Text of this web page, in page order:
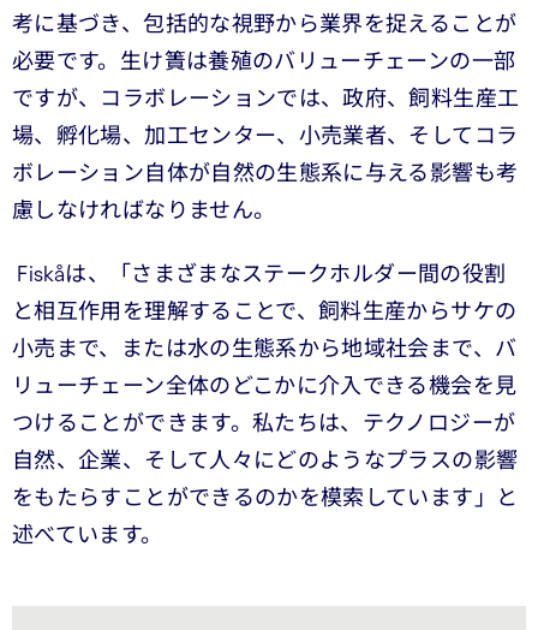
考に基づき、包括的な視野から業界を捉えることが
必要です。生け簀は養殖のバリューチェーンの一部
ですが、コラボレーションでは、政府、飼料生産工
場、孵化場、加工センター、小売業者、そしてコラ
ボレーション自体が自然の生態系に与える影響も考
慮しなければなりません。
Fiskåは、「さまざまなステークホルダー間の役割
と相互作用を理解することで、飼料生産からサケの
小売まで、または水の生態系から地域社会まで、バ
リューチェーン全体のどこかに介入できる機会を見
つけることができます。私たちは、テクノロジーが
自然、企業、そして人々にどのようなプラスの影響
をもたらすことができるのかを模索しています」と
述べています。